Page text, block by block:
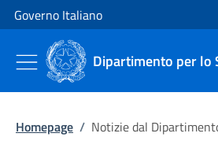
Vai al contenuto
Vai alla navigazione del sito
Governo Italiano
Dipartimento per lo
Homepage / Notizie dal